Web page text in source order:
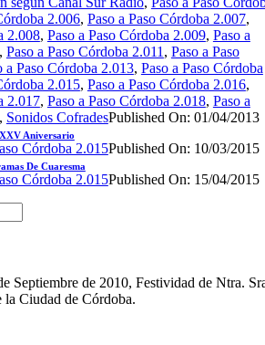
2.006, Paso a Paso Córdoba 2.007,
2.008, Paso a Paso Córdoba 2.009, Paso a
Paso a Paso Córdoba 2.011, Paso a Paso
a Paso Córdoba 2.013, Paso a Paso Córdoba
2.015, Paso a Paso Córdoba 2.016,
2.017, Paso a Paso Córdoba 2.018, Paso a
Sonidos CofradesPublished On: 01/04/2013
Aniversario
Córdoba 2.015Published On: 10/03/2015
De Cuaresma
Córdoba 2.015Published On: 15/04/2015
Septiembre de 2010, Festividad de Ntra.
la Ciudad de Córdoba.